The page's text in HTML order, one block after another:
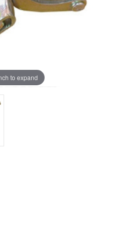
to expand